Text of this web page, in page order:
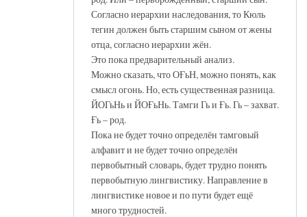
Согласно иерархии наследования, то Кюль
тегин должен быть старшим сыном от жены
отца, согласно иерархии жён.
Это пока предварительный анализ.
Можно сказать, что ОҒьН, можно понять, как
смысл огонь. Но, есть существенная разница.
ЙОГьНь и ЙОҒьНь. Тамги Гь и Ғь. Гь – захват.
Ғь – род.
Пока не будет точно определён тамговый
алфавит и не будет точно определён
первобытный словарь, будет трудно понять
первобытную лингвистику. Направление в
лингвистике новое и по пути будет ещё
много трудностей.